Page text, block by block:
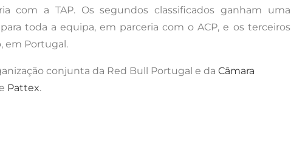
com a TAP. Os segundos classificados ganham uma
toda a equipa, em parceria com o ACP, e os terceiros
em Portugal.
conjunta da Red Bull Portugal e da Câmara
Pattex.